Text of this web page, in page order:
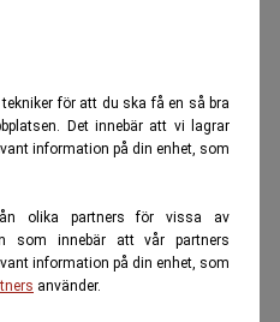
för att du ska få en så bra
Det innebär att vi lagrar
information på din enhet, som
olika partners för vissa av
som innebär att vår partners
information på din enhet, som
använder.